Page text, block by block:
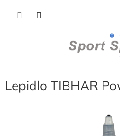
Lepidlo TIBHAR